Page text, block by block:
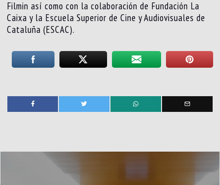
Filmin así como con la colaboración de Fundación La
Caixa y la Escuela Superior de Cine y Audiovisuales de
Cataluña (ESCAC).